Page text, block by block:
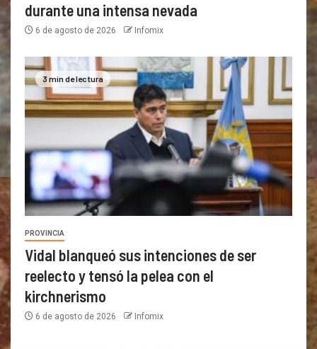
durante una intensa nevada
6 de agosto de 2026 Infomix
3 min de lectura
PROVINCIA
Vidal blanqueó sus intenciones de ser
reelecto y tensó la pelea con el
kirchnerismo
6 de agosto de 2026 Infomix